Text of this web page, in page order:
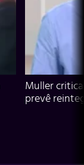
Muller
prevê